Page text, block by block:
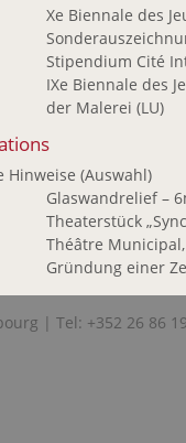
Xe Biennale des
Stipendium Cité
IXe Biennale des
der Malerei (LU)
Hinweise (Auswahl)
Glaswandrelief –
Theaterstück
Théâtre
Gründung einer
| Tel: +352 26 86